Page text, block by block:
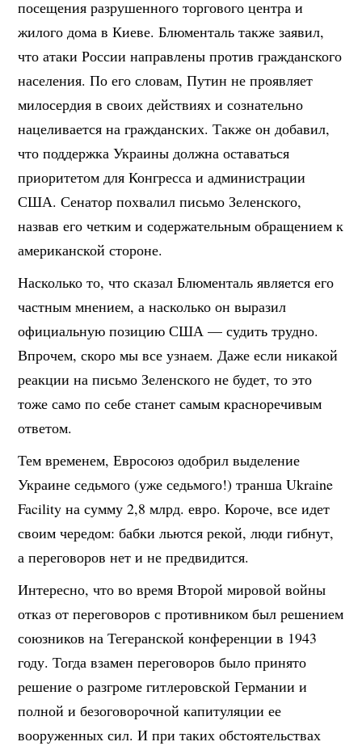
посещения разрушенного торгового центра и
жилого дома в Киеве. Блюменталь также заявил,
что атаки России направлены против гражданского
населения. По его словам, Путин не проявляет
милосердия в своих действиях и сознательно
нацеливается на гражданских. Также он добавил,
что поддержка Украины должна оставаться
приоритетом для Конгресса и администрации
США. Сенатор похвалил письмо Зеленского,
назвав его четким и содержательным обращением к
американской стороне.
Насколько то, что сказал Блюменталь является его
частным мнением, а насколько он выразил
официальную позицию США — судить трудно.
Впрочем, скоро мы все узнаем. Даже если никакой
реакции на письмо Зеленского не будет, то это
тоже само по себе станет самым красноречивым
ответом.
Тем временем, Евросоюз одобрил выделение
Украине седьмого (уже седьмого!) транша Ukraine
Facility на сумму 2,8 млрд. евро. Короче, все идет
своим чередом: бабки льются рекой, люди гибнут,
а переговоров нет и не предвидится.
Интересно, что во время Второй мировой войны
отказ от переговоров с противником был решением
союзников на Тегеранской конференции в 1943
году. Тогда взамен переговоров было принято
решение о разгроме гитлеровской Германии и
полной и безоговорочной капитуляции ее
вооруженных сил. И при таких обстоятельствах